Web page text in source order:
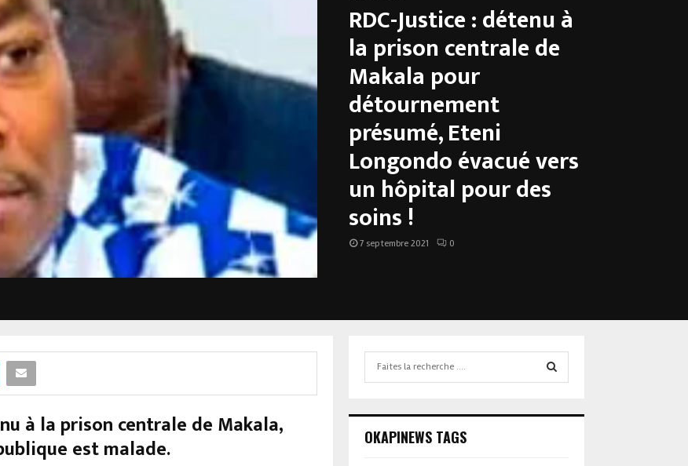
RDC-Justice : détenu à
la prison centrale de
Makala pour
détournement
présumé, Eteni
Longondo évacué vers
un hôpital pour des
soins !
7 septembre 2021 0
à la prison centrale de Makala,
est malade. OKAPINEWS TAGS